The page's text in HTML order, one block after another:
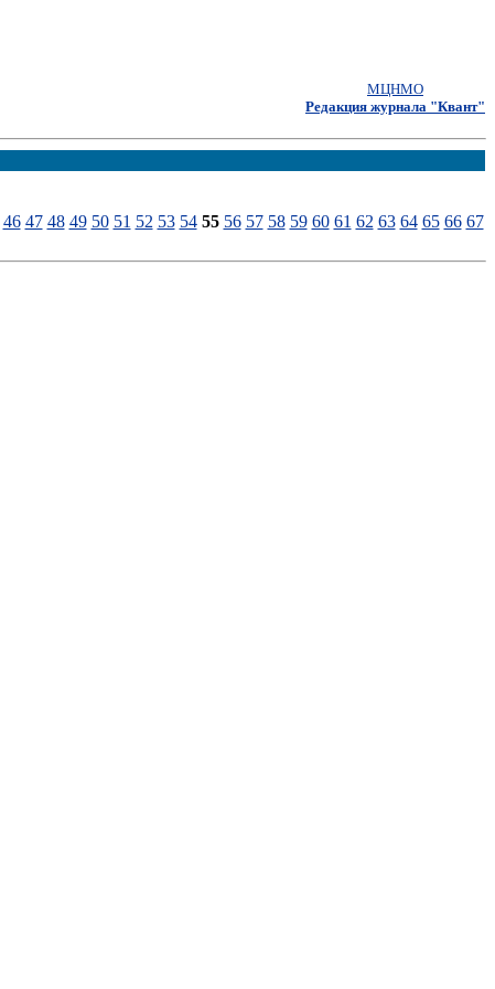
МЦНМО
Редакция журнала "Квант"
46 47 48 49 50 51 52 53 54 55 56 57 58 59 60 61 62 63 64 65 66 67